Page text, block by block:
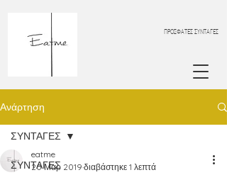
ΠΡΟΣΦΑΤΕΣ ΣΥΝΤΑΓΕΣ
Ανάρτηση
ΣΥΝΤΑΓΕΣ
ΣΥΝΤΑΓΕΣ
eatme
20 Μαρ 2019 διαβάστηκε 1 λεπτά